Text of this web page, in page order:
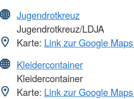
Jugendrotkreuz
Jugendrotkreuz/LDJA
Karte: Link zur Google
Kleidercontainer
Kleidercontainer
Karte: Link zur Google